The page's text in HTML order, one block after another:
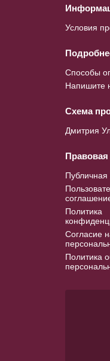
Условия
Способы
Напишите
Схема
Дмитрия
Политика
Согласие
Политика